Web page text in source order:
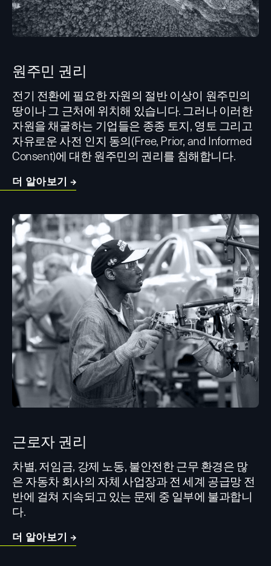
원주민 권리
전기 전환에 필요한 자원의 절반 이상이 원주민의
땅이나 그 근처에 위치해 있습니다. 그러나 이러한
자원을 채굴하는 기업들은 종종 토지, 영토 그리고
자유로운 사전 인지 동의(Free, Prior, and Informed
Consent)에 대한 원주민의 권리를 침해합니다.
더 알아보기 →
근로자 권리
차별, 저임금, 강제 노동, 불안전한 근무 환경은 많
은 자동차 회사의 자체 사업장과 전 세계 공급망 전
반에 걸쳐 지속되고 있는 문제 중 일부에 불과합니
다.
더 알아보기 →